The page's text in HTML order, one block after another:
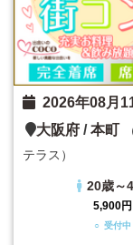
2026年08月
大阪府 /本町
テラス）
20歳～
5,900円
○ 受付中